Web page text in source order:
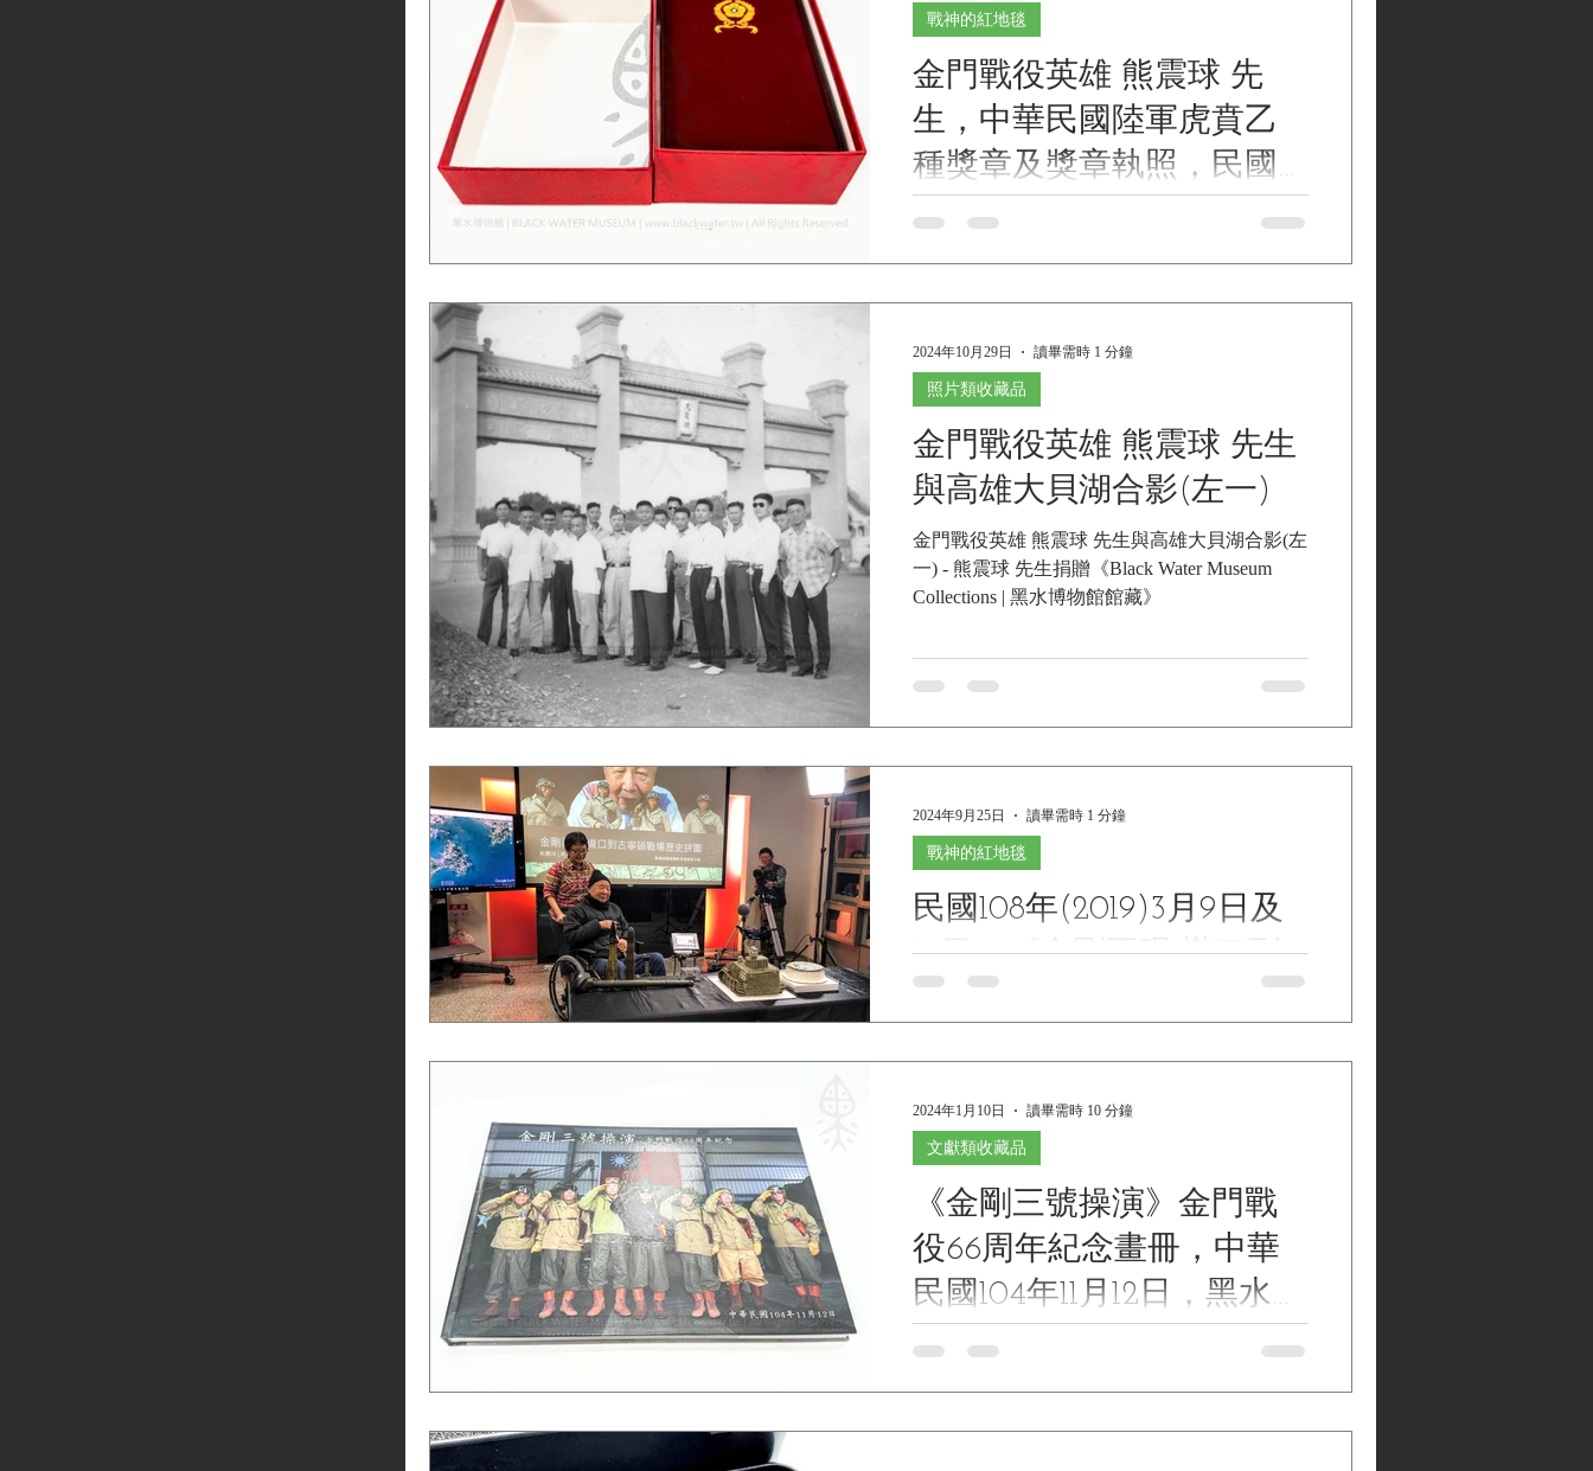
馬保衛戰、犧牲奉獻的參戰人員所製頒的紀念
中華民國抗戰勝利紀念章時，有受獎老兵當面
向時任總統馬英九建議。總統馬英九在2015年
12月25日與時任國家安全會議秘書長高華柱、
國防部部長高廣圻討論後，公開說明由中華民
國國防部研議製發「中華民國保衛臺灣紀念
章」，頒發給曾經參與保衛臺灣作戰的官兵。
公開頒贈。 頒給對象 依據國防部「中華民國保
下： (一) 民國38年後參加歷次保衛台灣作戰陣
亡、負傷、被俘不屈歸來及參戰有功官兵或其
負傷
金門戰役英雄 熊震球 先
生，中華民國陸軍虎賁乙
種獎章及獎章執照，民國
109年12月30日，熊鼎先生
捐贈
金門戰役英雄 熊震球 先生，中華民國陸軍虎賁
Collections | 黑水博物館館藏》 國防部陸軍獎章
戰神的紅地毯
金門戰役英雄 熊震球 先生
與高雄大貝湖合影(左一)
金門戰役英雄 熊震球 先生與高雄大貝湖合影(左
一) - 熊震球 先生捐贈《Black Water Museum
Collections | 黑水博物館館藏》
照片類收藏品
2024年10月29日 讀畢需時 1 分鐘
民國108年(2019)3月9日及
16日，《金剛再現-壠口到
研討會側寫
陸軍指揮參謀學院與黑水電影閉門研討會側寫
戰神的紅地毯
2024年9月25日 讀畢需時 1 分鐘
《金剛三號操演》金門戰
役66周年紀念畫冊，中華
民國104年11月12日，黑水電
影公司 印製，發行11冊，編
號01/11
《King Kong Exercise No. 3》 , the
was held on November 12th, 2015. Printed by Black
文獻類收藏品
2024年1月10日 讀畢需時 10 分鐘